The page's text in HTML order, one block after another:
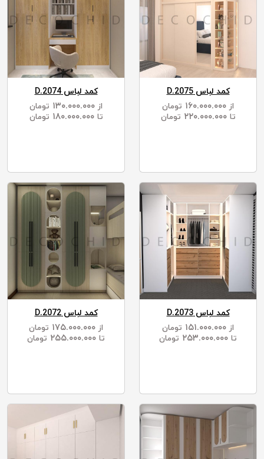
کمد لباس D.2072
از
تومان
تا
تومان
کمد لباس D.2073
از
تومان
تا
تومان
کمد لباس D.2074
از
تومان
تا ۱۸۰.۰۰۰.۰۰۰ تومان
کمد لباس D.2075
از
تومان
تا ۲۲۰.۰۰۰.۰۰۰ تومان